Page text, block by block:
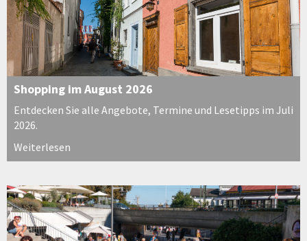
Shopping im August 2026
Entdecken Sie alle Angebote, Termine und Lesetipps im Juli
2026.
Weiterlesen